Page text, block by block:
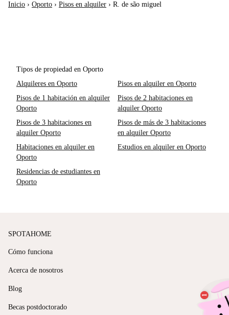
Inicio › Oporto › Pisos en alquiler › R. de são miguel
Tipos de propiedad en Oporto
Alquileres en Oporto
Pisos en alquiler en Oporto
Pisos de 1 habitación en alquiler
Oporto
Pisos de 2 habitaciones en
alquiler Oporto
Pisos de 3 habitaciones en
alquiler Oporto
Pisos de más de 3 habitaciones
en alquiler Oporto
Habitaciones en alquiler en
Oporto
Estudios en alquiler en Oporto
Residencias de estudiantes en
Oporto
SPOTAHOME
Cómo funciona
Acerca de nosotros
Blog
Becas postdoctorado